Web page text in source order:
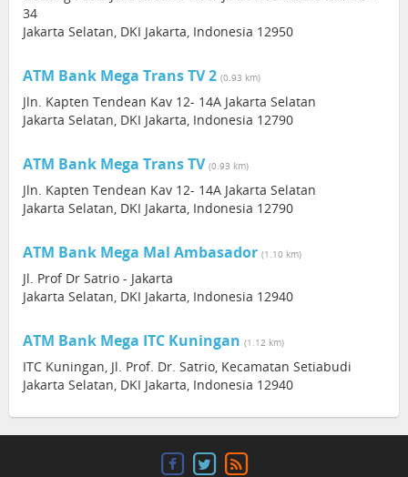
34
Jakarta Selatan, DKI Jakarta, Indonesia 12950
ATM Bank Mega Trans TV 2 (0.93 km)
Jln. Kapten Tendean Kav 12- 14A Jakarta Selatan
Jakarta Selatan, DKI Jakarta, Indonesia 12790
ATM Bank Mega Trans TV (0.93 km)
Jln. Kapten Tendean Kav 12- 14A Jakarta Selatan
Jakarta Selatan, DKI Jakarta, Indonesia 12790
ATM Bank Mega Mal Ambasador (1.10 km)
Jl. Prof Dr Satrio - Jakarta
Jakarta Selatan, DKI Jakarta, Indonesia 12940
ATM Bank Mega ITC Kuningan (1.12 km)
ITC Kuningan, Jl. Prof. Dr. Satrio, Kecamatan Setiabudi
Jakarta Selatan, DKI Jakarta, Indonesia 12940